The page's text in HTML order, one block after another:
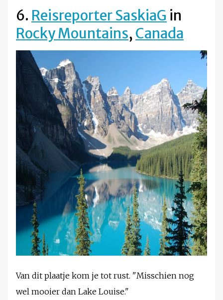
6. Reisreporter SaskiaG in
Rocky Mountains,Canada
Van dit plaatje kom je tot rust. "Misschien nog
wel mooier dan Lake Louise."